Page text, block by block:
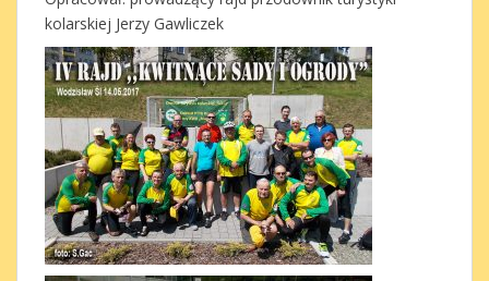
kolarskiej Jerzy Gawliczek